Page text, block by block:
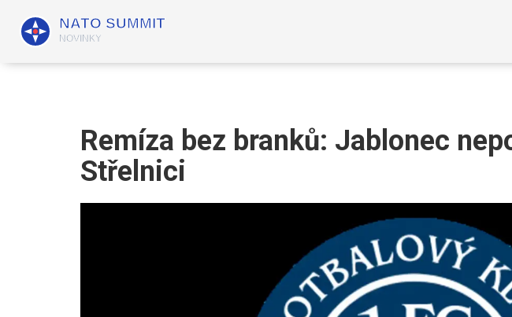
Remíza bez branků: Jablonec
Střelnici